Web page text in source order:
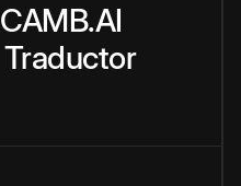
CAMB.AI
Traductor